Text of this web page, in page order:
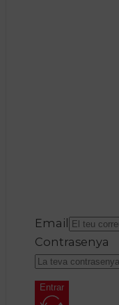
Email
Contrasenya
Entrar